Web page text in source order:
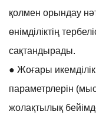
қолмен орындау
өнімділіктің
сақтандырады.
● Жоғары
параметрлерін
жолақтылық